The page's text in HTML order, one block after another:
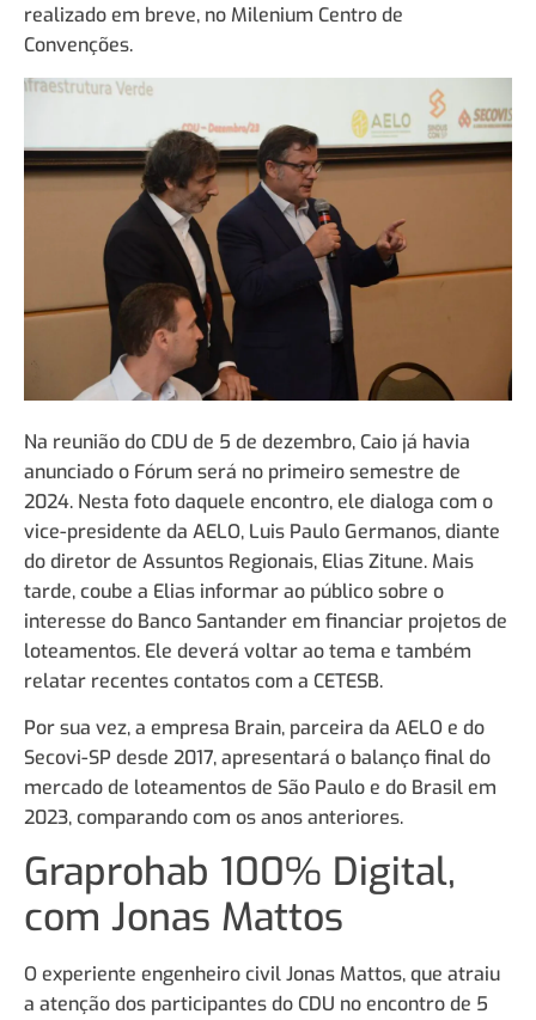
realizado em breve, no Milenium Centro de
Convenções.
Na reunião do CDU de 5 de dezembro, Caio já havia
anunciado o Fórum será no primeiro semestre de
2024. Nesta foto daquele encontro, ele dialoga com o
vice-presidente da AELO, Luis Paulo Germanos, diante
do diretor de Assuntos Regionais, Elias Zitune. Mais
tarde, coube a Elias informar ao público sobre o
interesse do Banco Santander em financiar projetos de
loteamentos. Ele deverá voltar ao tema e também
relatar recentes contatos com a CETESB.
Por sua vez, a empresa Brain, parceira da AELO e do
Secovi-SP desde 2017, apresentará o balanço final do
mercado de loteamentos de São Paulo e do Brasil em
2023, comparando com os anos anteriores.
Graprohab 100% Digital,
com Jonas Mattos
O experiente engenheiro civil Jonas Mattos, que atraiu
a atenção dos participantes do CDU no encontro de 5